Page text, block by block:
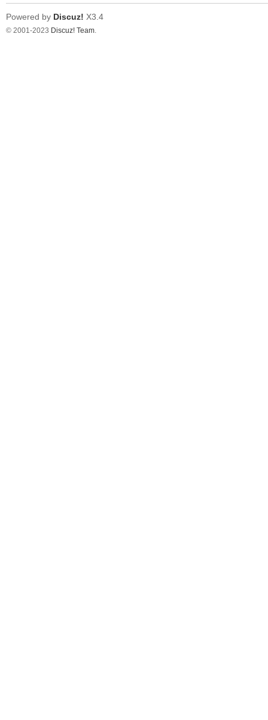
Powered by Discuz! X3.4
© 2001-2023 Discuz! Team.